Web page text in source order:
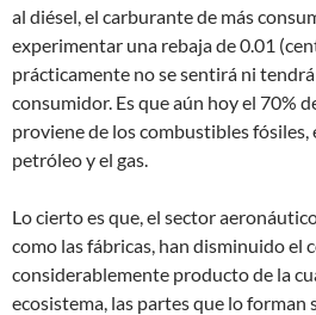
al diésel, el carburante de más
experimentar una rebaja de 0.01
prácticamente no se sentirá ni
consumidor. Es que aún hoy el 70%
proviene de los combustibles fósiles,
petróleo y el gas.
Lo cierto es que, el sector
como las fábricas, han disminuido el
considerablemente producto de la
ecosistema, las partes que lo forman